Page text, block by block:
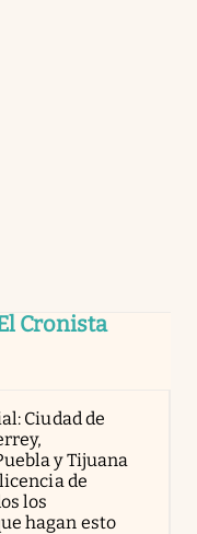
Cronista
Ciudad de
y Tijuana
de
los
hagan esto